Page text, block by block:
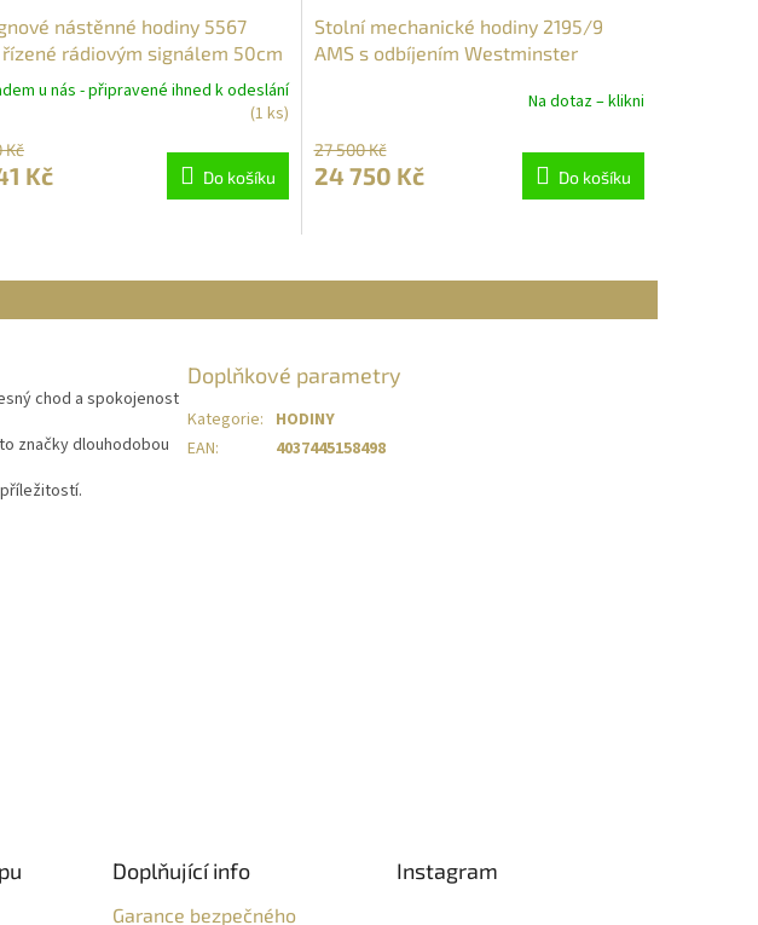
nástěnné hodiny 5567
řízené rádiovým signálem 50cm
u nás - připravené ihned k odeslání
(1 ks)
Kč
Kč Do košíku
Stolní mechanické hodiny 2195/9
AMS s odbíjením Westminster
Na dotaz – klikni
27 500 Kč
24 750 Kč Do košíku
chod a spokojenost
značky dlouhodobou
Doplňkové parametry
Kategorie: HODINY
EAN: 4037445158498
Doplňující info
Garance bezpečného
Instagram